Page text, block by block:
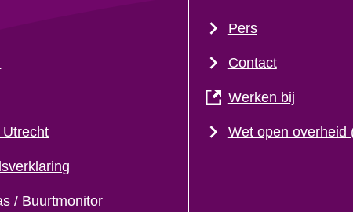
/ Buurtmonitor
Pers
Contact
Werken bij
Wet open overheid